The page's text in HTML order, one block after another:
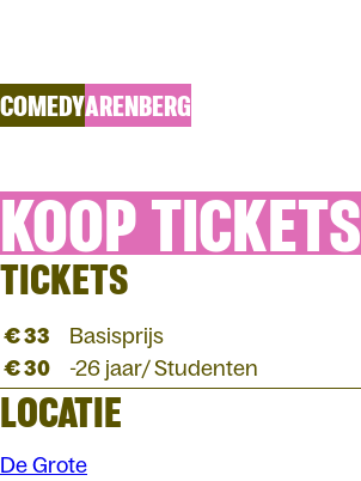
COMEDYARENBERG
KOOP TICKETS
TICKETS
€ 33
Basisprijs
€ 30
-26 jaar/ Studenten
LOCATIE
De Grote